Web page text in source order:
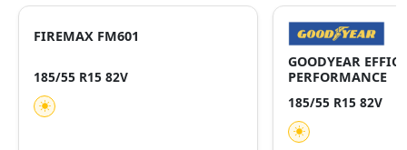
FIREMAX FM601
185/55 R15 82V
GOODYEAR
PERFORMANCE
185/55 R15 82V